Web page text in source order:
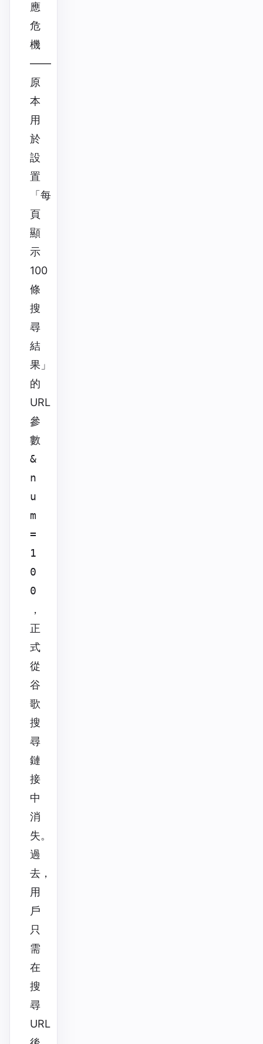
應
危
機
——
原
本
用
於
設
置
「每
頁
顯
示
100
條
搜
尋
結
果」
的
URL
參
數
&
n
u
m
=
1
0
0
，
正
式
從
谷
歌
搜
尋
鏈
接
中
消
失。
過
去，
用
戶
只
需
在
搜
尋
URL